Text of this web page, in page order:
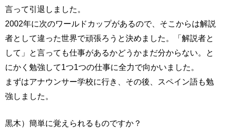
言って引退しました。
2002年に次のワールドカップがあるので、そこからは解説
者として違った世界で頑張ろうと決めました。「解説者と
して」と言っても仕事があるかどうかまだ分からない。と
にかく勉強して1つ1つの仕事に全力で向かいました。
まずはアナウンサー学校に行き、その後、スペイン語も勉
強しました。
黒木）簡単に覚えられるものですか？